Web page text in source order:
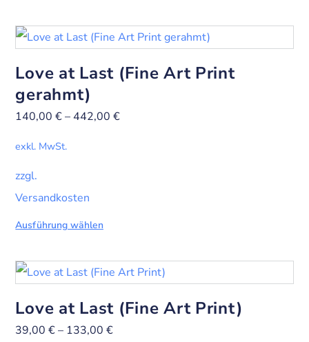
Love at Last (Fine Art Print
gerahmt)
140,00€– 442,00€
exkl. MwSt.
zzgl.
Versandkosten
Ausführung wählen
Love at Last (Fine Art Print)
39,00€– 133,00€